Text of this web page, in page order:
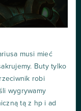
musi mieć
Buty tylko
robi
wygrywamy
tą z hp i ad